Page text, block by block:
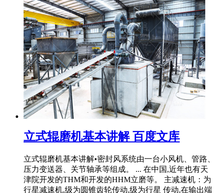
立式辊磨机基本讲解 百度文库
立式辊磨机基本讲解•密封风系统由一台小风机、管路、
压力变送器、关节轴承等组成。 ... 在中国,近年也有天
津院开发的THM和开发的HHM立磨等。 主减速机：为
行星减速机,级为圆锥齿轮传动,级为行星 传动,在输出端